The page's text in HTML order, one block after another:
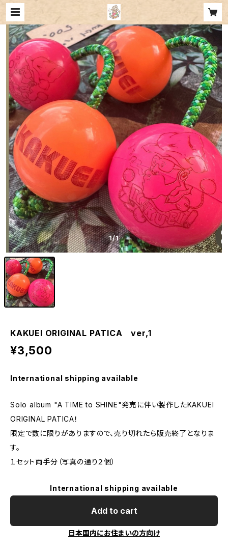
1/1
KAKUEI ORIGINAL PATICA ver,1
¥3,500
International shipping available
Solo album "A TIME to SHINE"発売に伴い製作したKAKUEI
ORIGINAL PATICA！
限定で数に限りがありますので、売り切れたら販売終了となりま
す。
１セット両手分（写真の通り２個）
International shipping available
Add to cart
日本国内にお住まいの方向け